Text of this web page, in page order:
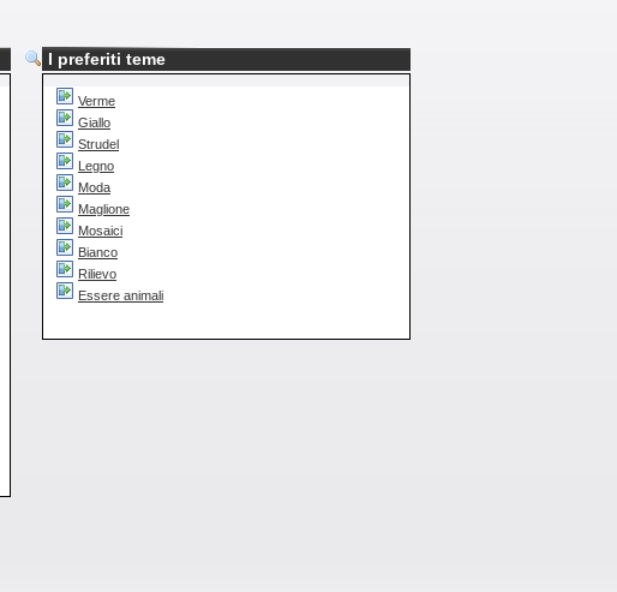
I preferiti teme
Verme
Giallo
Strudel
Legno
Moda
Maglione
Mosaici
Bianco
Rilievo
Essere animali